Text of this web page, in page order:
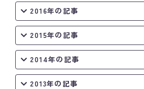
2016年の記事
2015年の記事
2014年の記事
2013年の記事